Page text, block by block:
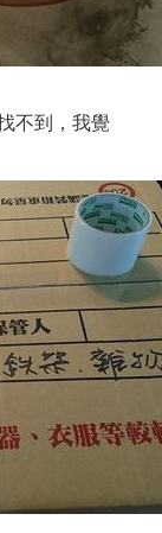
不到，我覺